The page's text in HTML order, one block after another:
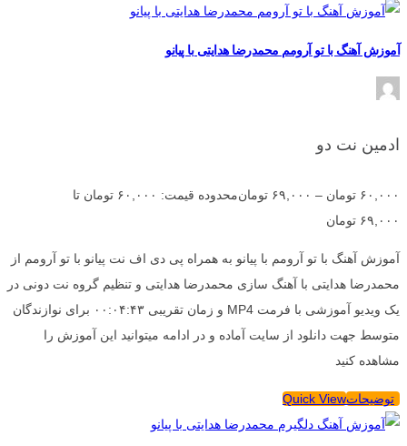
آموزش آهنگ با تو آرومم محمدرضا هدایتی با پیانو
ادمین نت دو
۶۰,۰۰۰ تومان – ۶۹,۰۰۰ تومان
محدوده قیمت: ۶۰,۰۰۰ تومان تا
۶۹,۰۰۰ تومان
آموزش آهنگ با تو آرومم با پیانو به همراه پی دی اف نت پیانو با تو آرومم از
محمدرضا هدایتی با آهنگ سازی محمدرضا هدایتی و تنظیم گروه نت دونی در
یک ویدیو آموزشی با فرمت MP4 و زمان تقریبی ۰۰:۰۴:۴۳ برای نوازندگان
متوسط جهت دانلود از سایت آماده و در ادامه میتوانید این آموزش را
مشاهده کنید
توضیحاتQuick View